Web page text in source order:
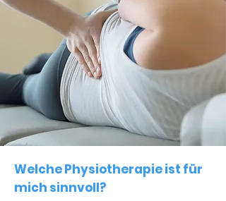
Welche Physiotherapie ist für
mich sinnvoll?